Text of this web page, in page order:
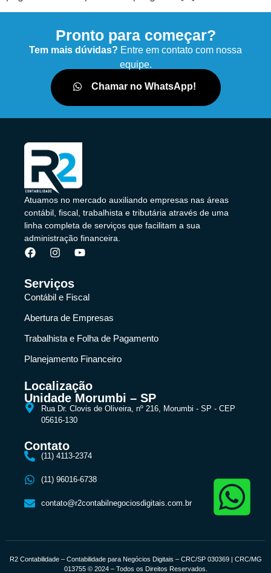
Pronto para começar?
Tem mais dúvidas? Entre em contato com nossa
equipe.
Chamar no WhatsApp!
Atuamos no mercado auxiliando empresas nas áreas
contábil, fiscal, trabalhista e tributária através de uma
linha completa de serviços que facilitam a sua
administração financeira.
Serviços
Contábil e Fiscal
Abertura de Empresas
Trabalhista e Folha de Pagamento
Planejamento Financeiro
Localização
Unidade Morumbi – SP
Rua Dr. Clovis de Oliveira, nº 216, Morumbi - SP - CEP
05616-130
Contato
(11) 4113-2374
(11) 96016-6738
contato@r2contabilnegociosdigitais.com.br
R2 Contabilidade – Contabilidade para Negócios Digitais – CRC/SP 030369 | CRC/MG
013755 © 2024 – Todos os Direitos Reservados.